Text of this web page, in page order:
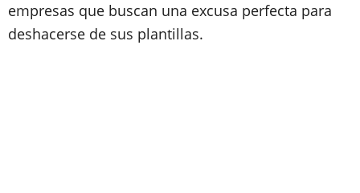
empresas que buscan una excusa perfecta para
deshacerse de sus plantillas.